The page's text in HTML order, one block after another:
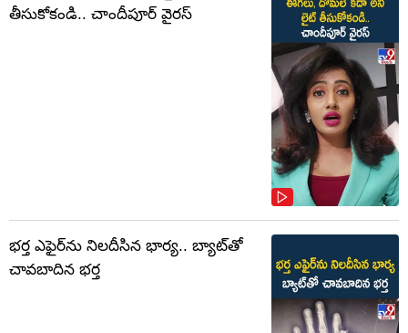
తీసుకోకండి.. చాందీపూర్ వైరస్
భర్త ఎఫైర్‌ను నిలదీసిన భార్య.. బ్యాట్‌తో
చావబాదిన భర్త